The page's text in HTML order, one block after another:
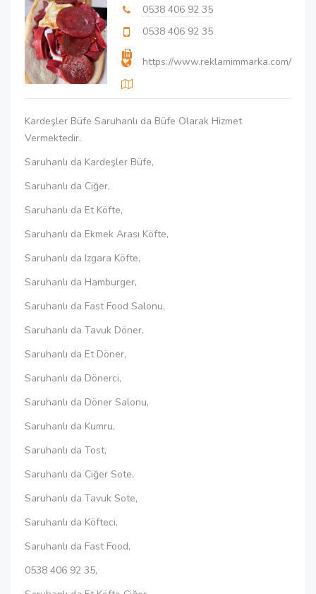
0538 406 92 35
0538 406 92 35
https://www.reklamimmarka.com/
Kardeşler Büfe Saruhanlı da Büfe Olarak Hizmet
Vermektedir.
Saruhanlı da Kardeşler Büfe,
Saruhanlı da Ciğer,
Saruhanlı da Et Köfte,
Saruhanlı da Ekmek Arası Köfte,
Saruhanlı da Izgara Köfte,
Saruhanlı da Hamburger,
Saruhanlı da Fast Food Salonu,
Saruhanlı da Tavuk Döner,
Saruhanlı da Et Döner,
Saruhanlı da Dönerci,
Saruhanlı da Döner Salonu,
Saruhanlı da Kumru,
Saruhanlı da Tost,
Saruhanlı da Ciğer Sote,
Saruhanlı da Tavuk Sote,
Saruhanlı da Köfteci,
Saruhanlı da Fast Food,
0538 406 92 35,